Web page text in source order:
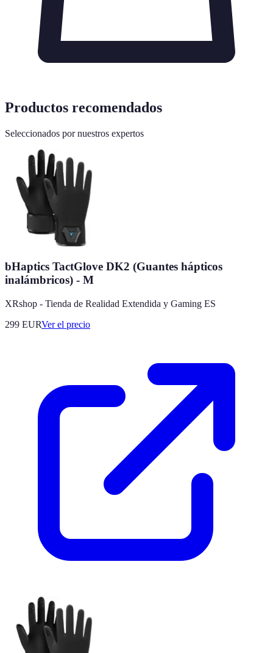
Productos recomendados
Seleccionados por nuestros expertos
bHaptics TactGlove DK2 (Guantes hápticos
inalámbricos) - M
XRshop - Tienda de Realidad Extendida y Gaming ES
299 EURVer el precio